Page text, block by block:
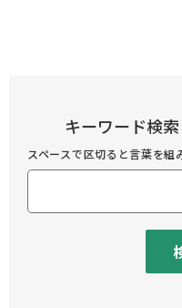
キーワード検索
スペースで区切ると言葉を組